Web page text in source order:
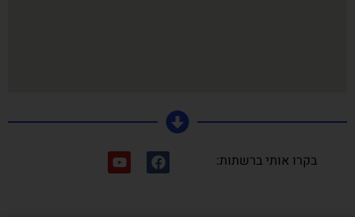
בקרו אותי ברשתות: